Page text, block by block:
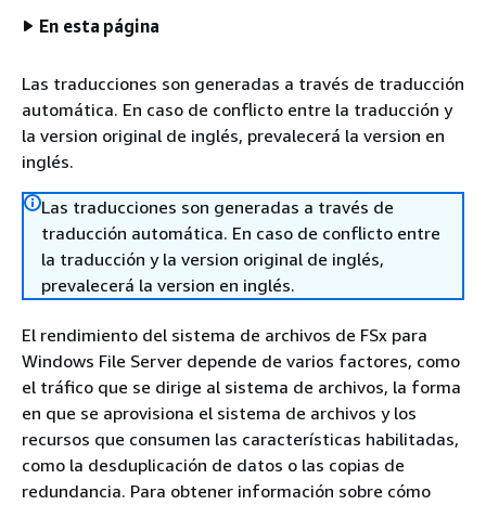
En esta página
Las traducciones son generadas a través de traducción
automática. En caso de conflicto entre la traducción y
la version original de inglés, prevalecerá la version en
inglés.
Las traducciones son generadas a través de
traducción automática. En caso de conflicto entre
la traducción y la version original de inglés,
prevalecerá la version en inglés.
El rendimiento del sistema de archivos de FSx para
Windows File Server depende de varios factores, como
el tráfico que se dirige al sistema de archivos, la forma
en que se aprovisiona el sistema de archivos y los
recursos que consumen las características habilitadas,
como la desduplicación de datos o las copias de
redundancia. Para obtener información sobre cómo